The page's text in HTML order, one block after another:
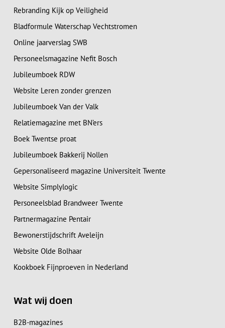
Rebranding Kijk op Veiligheid
Bladformule Waterschap Vechtstromen
Online jaarverslag SWB
Personeelsmagazine Nefit Bosch
Jubileumboek RDW
Website Leren zonder grenzen
Jubileumboek Van der Valk
Relatiemagazine met BN’ers
Boek Twentse proat
Jubileumboek Bakkerij Nollen
Gepersonaliseerd magazine Universiteit Twente
Website Simplylogic
Personeelsblad Brandweer Twente
Partnermagazine Pentair
Bewonerstijdschrift Aveleijn
Website Olde Bolhaar
Kookboek Fijnproeven in Nederland
Wat wij doen
B2B-magazines